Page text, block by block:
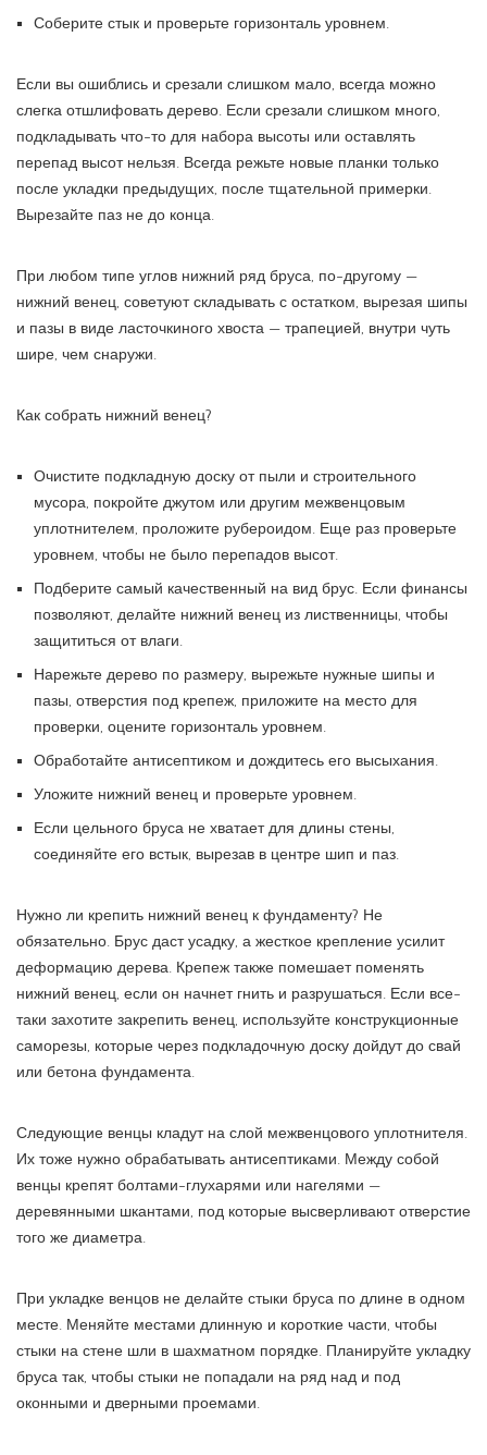
Соберите стык и проверьте горизонталь уровнем.
Если вы ошиблись и срезали слишком мало, всегда можно
слегка отшлифовать дерево. Если срезали слишком много,
подкладывать что-то для набора высоты или оставлять
перепад высот нельзя. Всегда режьте новые планки только
после укладки предыдущих, после тщательной примерки.
Вырезайте паз не до конца.
При любом типе углов нижний ряд бруса, по-другому —
нижний венец, советуют складывать с остатком, вырезая шипы
и пазы в виде ласточкиного хвоста — трапецией, внутри чуть
шире, чем снаружи.
Как собрать нижний венец?
Очистите подкладную доску от пыли и строительного
мусора, покройте джутом или другим межвенцовым
уплотнителем, проложите рубероидом. Еще раз проверьте
уровнем, чтобы не было перепадов высот.
Подберите самый качественный на вид брус. Если финансы
позволяют, делайте нижний венец из лиственницы, чтобы
защититься от влаги.
Нарежьте дерево по размеру, вырежьте нужные шипы и
пазы, отверстия под крепеж, приложите на место для
проверки, оцените горизонталь уровнем.
Обработайте антисептиком и дождитесь его высыхания.
Уложите нижний венец и проверьте уровнем.
Если цельного бруса не хватает для длины стены,
соединяйте его встык, вырезав в центре шип и паз.
Нужно ли крепить нижний венец к фундаменту? Не
обязательно. Брус даст усадку, а жесткое крепление усилит
деформацию дерева. Крепеж также помешает поменять
нижний венец, если он начнет гнить и разрушаться. Если все-
таки захотите закрепить венец, используйте конструкционные
саморезы, которые через подкладочную доску дойдут до свай
или бетона фундамента.
Следующие венцы кладут на слой межвенцового уплотнителя.
Их тоже нужно обрабатывать антисептиками. Между собой
венцы крепят болтами-глухарями или нагелями —
деревянными шкантами, под которые высверливают отверстие
того же диаметра.
При укладке венцов не делайте стыки бруса по длине в одном
месте. Меняйте местами длинную и короткие части, чтобы
стыки на стене шли в шахматном порядке. Планируйте укладку
бруса так, чтобы стыки не попадали на ряд над и под
оконными и дверными проемами.